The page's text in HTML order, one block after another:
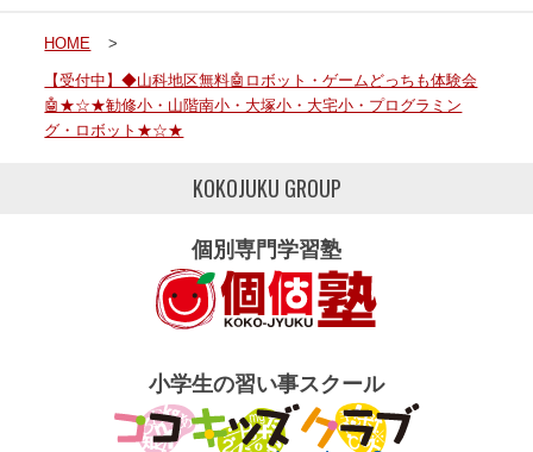
HOME >
【受付中】◆山科地区無料🤖ロボット・ゲームどっちも体験会
🤖★☆★勧修小・山階南小・大塚小・大宅小・プログラミン
グ・ロボット★☆★
KOKOJUKU GROUP
個別専門学習塾
小学生の習い事スクール